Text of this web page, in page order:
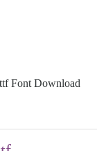
Font Download